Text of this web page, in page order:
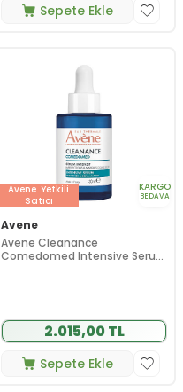
Sepete Ekle
Avene Yetkili
Satıcı
KARGO
BEDAVA
Avene
Avene Cleanance
Comedomed Intensive Serum
2.015,00 TL
Sepete Ekle